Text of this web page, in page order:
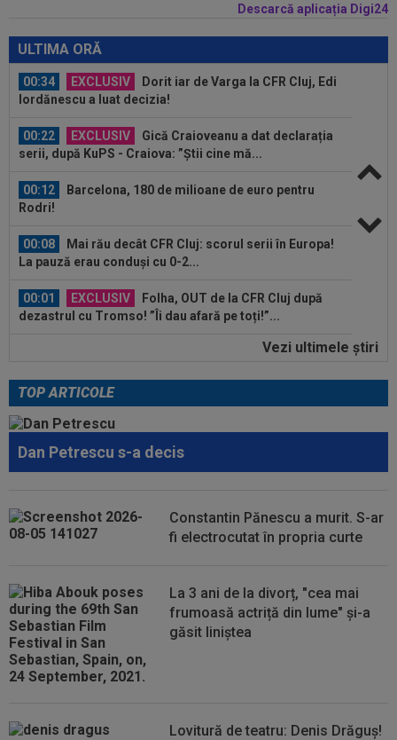
Descarcă aplicația Digi24
ULTIMA ORĂ
Mihai Stoica. E prima oară când o zic”
00:34 EXCLUSIV
Dorit iar de Varga la CFR Cluj, Edi
Iordănescu a luat decizia!
00:22 EXCLUSIV
Gică Craioveanu a dat declarația
serii, după KuPS - Craiova: ”Știi cine mă...
00:12
Barcelona, 180 de milioane de euro pentru
Rodri!
00:08
Mai rău decât CFR Cluj: scorul serii în Europa!
La pauză erau conduși cu 0-2...
00:01 EXCLUSIV
Folha, OUT de la CFR Cluj după
dezastrul cu Tromso! ”Îi dau afară pe toți!”...
Gigi Becali: ”Am vândut un jucător
00:43 EXCLUSIV
Lovitură de proporții: Ioan Varga,
gata să renunțe la CFR și să preia alt club...
00:41 EXCLUSIV
Gigi Becali: ”Hai să-ți spun ce face
00:34 EXCLUSIV
Dorit iar de Varga la CFR Cluj, Edi
Iordănescu a luat decizia!
serii, după KuPS - Craiova: ”Știi cine mă...
00:12
Barcelona, 180 de milioane de euro pentru
Rodri!
Vezi ultimele ştiri
TOP ARTICOLE
Dan Petrescu s-a decis
Constantin Pănescu a murit. S-ar
fi electrocutat în propria curte
La 3 ani de la divorț, "cea mai
frumoasă actriță din lume" și-a
găsit liniștea
Lovitură de teatru: Denis Drăguș!